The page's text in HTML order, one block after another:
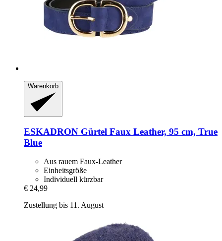
Warenkorb
ESKADRON Gürtel Faux Leather, 95 cm, True
Blue
Aus rauem Faux-Leather
Einheitsgröße
Individuell kürzbar
€ 24,99
Zustellung bis 11. August